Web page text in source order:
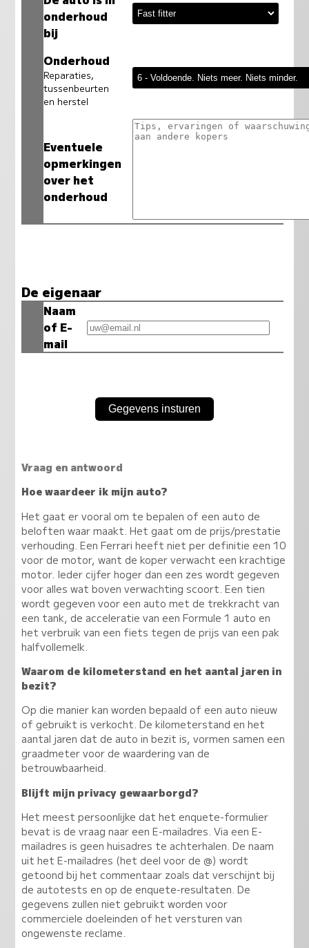
onderhoud
bij
Onderhoud
Reparaties,
tussenbeurten
en herstel
Eventuele
opmerkingen
over het
onderhoud
De eigenaar
Naam
of E-
mail
Vraag en antwoord
Hoe waardeer ik mijn auto?
Het gaat er vooral om te bepalen of een auto de
beloften waar maakt. Het gaat om de prijs/prestatie
verhouding. Een Ferrari heeft niet per definitie een 10
voor de motor, want de koper verwacht een krachtige
motor. Ieder cijfer hoger dan een zes wordt gegeven
voor alles wat boven verwachting scoort. Een tien
wordt gegeven voor een auto met de trekkracht van
een tank, de acceleratie van een Formule 1 auto en
het verbruik van een fiets tegen de prijs van een pak
halfvollemelk.
Waarom de kilometerstand en het aantal jaren in
bezit?
Op die manier kan worden bepaald of een auto nieuw
of gebruikt is verkocht. De kilometerstand en het
aantal jaren dat de auto in bezit is, vormen samen een
graadmeter voor de waardering van de
betrouwbaarheid.
Blijft mijn privacy gewaarborgd?
Het meest persoonlijke dat het enquete-formulier
bevat is de vraag naar een E-mailadres. Via een E-
mailadres is geen huisadres te achterhalen. De naam
uit het E-mailadres (het deel voor de @) wordt
getoond bij het commentaar zoals dat verschijnt bij
de autotests en op de enquete-resultaten. De
gegevens zullen niet gebruikt worden voor
commerciele doeleinden of het versturen van
ongewenste reclame.